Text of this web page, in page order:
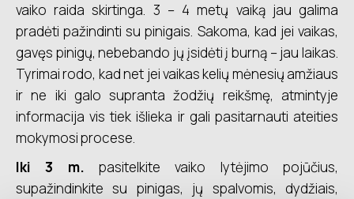
vaiko raida skirtinga. 3 – 4 metų vaiką jau galima
pradėti pažindinti su pinigais. Sakoma, kad jei vaikas,
gavęs pinigų, nebebando jų įsidėti į burną – jau laikas.
Tyrimai rodo, kad net jei vaikas kelių mėnesių amžiaus
ir ne iki galo supranta žodžių reikšmę, atmintyje
informacija vis tiek išlieka ir gali pasitarnauti ateities
mokymosi procese.
Iki 3 m. pasitelkite vaiko lytėjimo pojūčius,
supažindinkite su pinigas, jų spalvomis, dydžiais,